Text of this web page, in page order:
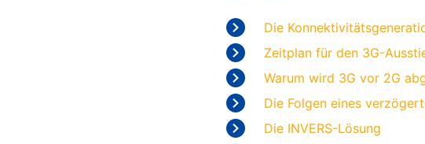
Die
Zeitplan für den 3G-
Warum wird 3G vor 2G
Die Folgen eines
Die INVERS-Lösung